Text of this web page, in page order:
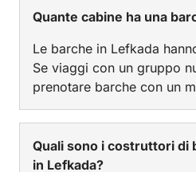
Quante cabine ha una
Le barche in Lefkada
Se viaggi con un gruppo
prenotare barche con un
Quali sono i costruttori di
in Lefkada?